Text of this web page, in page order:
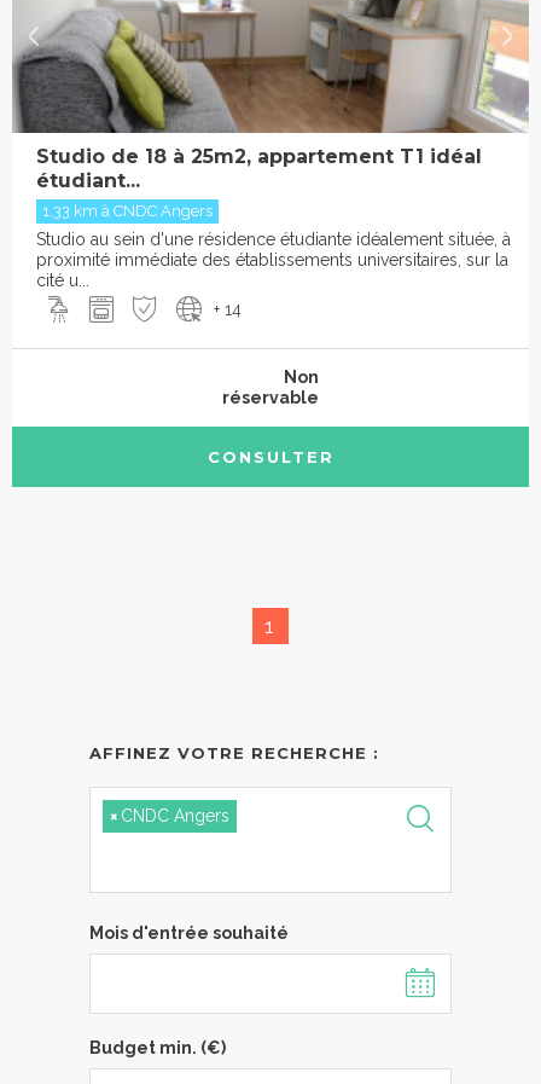
Studio de 18 à 25m2, appartement T1 idéal
étudiant...
1.33 km à CNDC Angers
Studio au sein d'une résidence étudiante idéalement située, à
proximité immédiate des établissements universitaires, sur la
cité u...
+ 14
Non
réservable
CONSULTER
1
AFFINEZ VOTRE RECHERCHE :
× CNDC Angers
Mois d'entrée souhaité
Budget min. (€)